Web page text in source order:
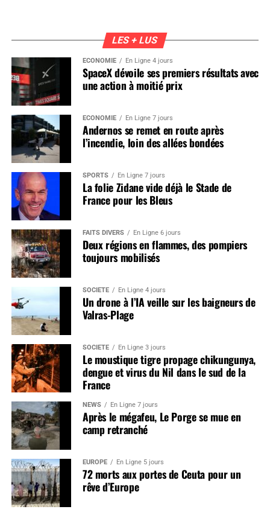
LES + LUS
ÉCONOMIE En Ligne 4 jours
SpaceX dévoile ses premiers résultats avec
une action à moitié prix
ÉCONOMIE En Ligne 7 jours
Andernos se remet en route après
l’incendie, loin des allées bondées
SPORTS En Ligne 7 jours
La folie Zidane vide déjà le Stade de
France pour les Bleus
FAITS DIVERS En Ligne 6 jours
Deux régions en flammes, des pompiers
toujours mobilisés
SOCIÉTÉ En Ligne 4 jours
Un drone à l’IA veille sur les baigneurs de
Valras-Plage
SOCIÉTÉ En Ligne 3 jours
Le moustique tigre propage chikungunya,
dengue et virus du Nil dans le sud de la
France
NEWS En Ligne 7 jours
Après le mégafeu, Le Porge se mue en
camp retranché
EUROPE En Ligne 5 jours
72 morts aux portes de Ceuta pour un
rêve d’Europe